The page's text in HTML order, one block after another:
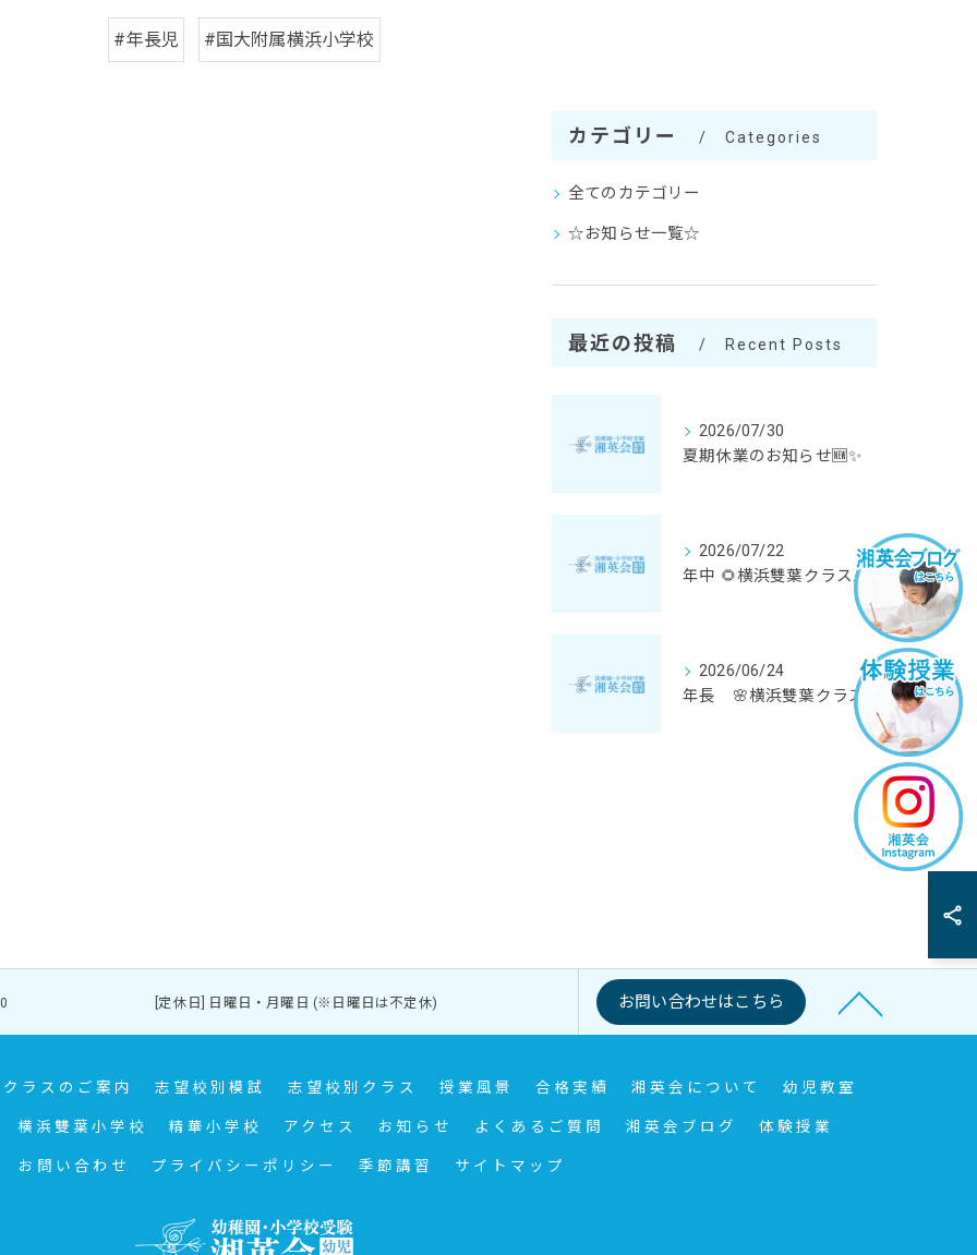
#年長児 #国大附属横浜小学校
カテゴリー Categories
全てのカテゴリー
☆お知らせ一覧☆
最近の投稿 Recent Posts
2026/07/30
夏期休業のお知らせ🆕✨
2026/07/22
年中 🌻横浜雙葉クラス体験会🌻 🆕✨
2026/06/24
17:00 [定休日] 日曜日・月曜日 (※日曜日は不定休) お問い合わせはこちら
クラスのご案内 志望校別模試 志望校別クラス 授業風景 合格実績 湘英会について 幼児教室
横浜雙葉小学校 精華小学校 アクセス お知らせ よくあるご質問 湘英会ブログ 体験授業
お問い合わせ プライバシーポリシー 季節講習 サイトマップ